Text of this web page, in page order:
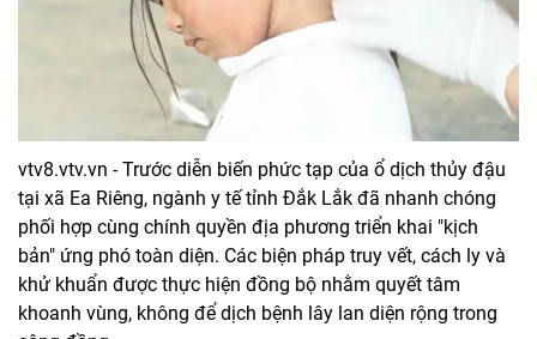
vtv8.vtv.vn - Trước diễn biến phức tạp của ổ dịch thủy đậu
tại xã Ea Riêng, ngành y tế tỉnh Đắk Lắk đã nhanh chóng
phối hợp cùng chính quyền địa phương triển khai "kịch
bản" ứng phó toàn diện. Các biện pháp truy vết, cách ly và
khử khuẩn được thực hiện đồng bộ nhằm quyết tâm
khoanh vùng, không để dịch bệnh lây lan diện rộng trong